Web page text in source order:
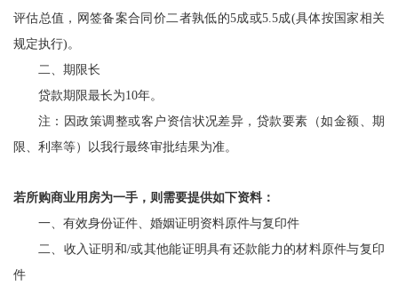
评估总值，网签备案合同价 二 者孰低的5成或5.5成(具体按国家相关
规定执行)。
二、期限长
贷款期限最长为10年。
注：因政策调整或客户资信状况差异，贷款要素（如金额、期
限、利率等）以我行最终审批结果为准。
若所购商业用房为一手，则需要提供如下资料：
一、有效身份证件
婚姻证明资料原件与复印件
二、 收入证明和/或其他能证明具有还款能力的材料原件与复印
件